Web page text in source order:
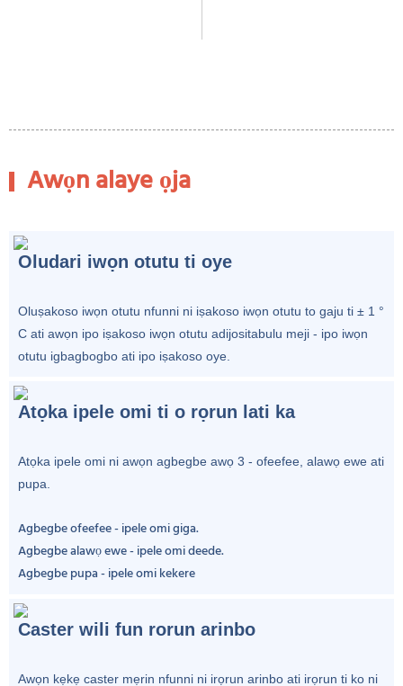
Awọn alaye ọja
Oludari iwọn otutu ti oye
Oluṣakoso iwọn otutu nfunni ni iṣakoso iwọn otutu to gaju ti ± 1 °
C ati awọn ipo iṣakoso iwọn otutu adijositabulu meji - ipo iwọn
otutu igbagbogbo ati ipo iṣakoso oye.
Atọka ipele omi ti o rọrun lati ka
Atọka ipele omi ni awọn agbegbe awọ 3 - ofeefee, alawọ ewe ati
pupa.
Agbegbe ofeefee - ipele omi giga.
Agbegbe alawọ ewe - ipele omi deede.
Agbegbe pupa - ipele omi kekere
Caster wili fun rorun arinbo
Awọn kẹkẹ caster mẹrin nfunni ni irọrun arinbo ati irọrun ti ko ni